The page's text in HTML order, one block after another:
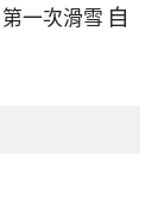
第一次滑雪 自